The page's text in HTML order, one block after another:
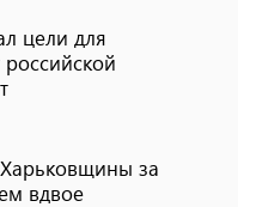
цели для
российской
за
вдвое